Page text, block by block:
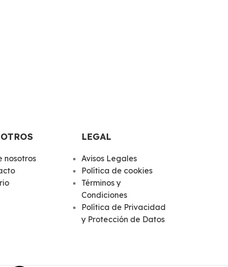
nosotros
LEGAL
Avisos Legales
Política de cookies
Términos y
Condiciones
Política de Privacidad
y Protección de Datos